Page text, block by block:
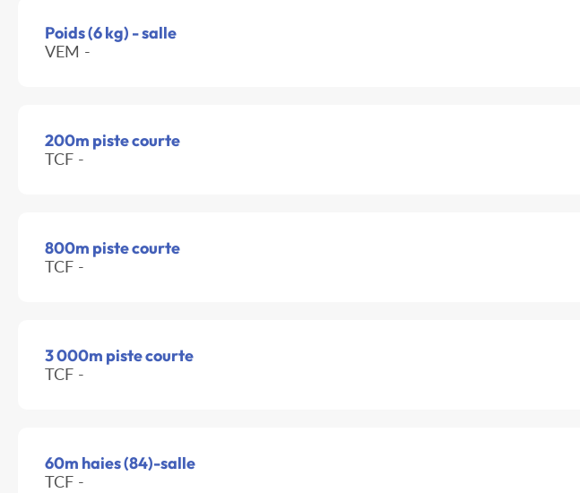
Poids (6 kg) - salle
VEM -
200m piste courte
TCF -
800m piste courte
TCF -
3 000m piste courte
TCF -
60m haies (84)-salle
TCF -